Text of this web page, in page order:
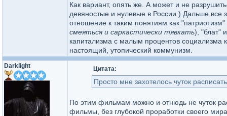
Как вариант, опять же. А может и не
девяностые и нулевые в России ) Дальше все
отношение к таким понятиям как "патриотизм"
смеяться и саркастически тявкать), "блат"
капитализма с малым процентов
настоящий, утопический коммунизм.
Darklight Цитата:
Просто мне захотелось чуток
По этим фильмам можно и отнюдь не чуток
фильмы, без глубокой проработки своего